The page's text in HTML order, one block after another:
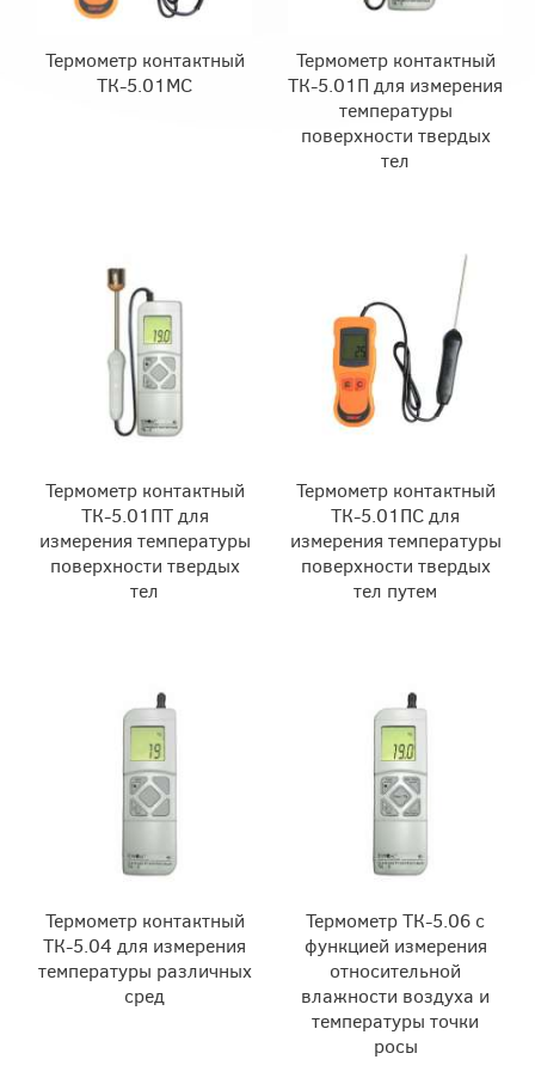
Термометр контактный
ТК-5.01МС
Термометр контактный
ТК-5.01П для измерения
температуры
поверхности твердых
тел
Термометр контактный
ТК-5.01ПТ для
измерения температуры
поверхности твердых
тел
Термометр контактный
ТК-5.01ПС для
измерения температуры
поверхности твердых
тел путем
Термометр контактный
ТК-5.04 для измерения
температуры различных
сред
Термометр ТК-5.06 с
функцией измерения
относительной
влажности воздуха и
температуры точки
росы